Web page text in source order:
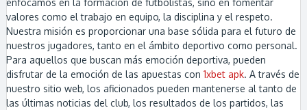
enfocamos en la formación de futbolistas, sino en fomentar
valores como el trabajo en equipo, la disciplina y el respeto.
Nuestra misión es proporcionar una base sólida para el futuro de
nuestros jugadores, tanto en el ámbito deportivo como personal.
Para aquellos que buscan más emoción deportiva, pueden
disfrutar de la emoción de las apuestas con 1xbet apk. A través de
nuestro sitio web, los aficionados pueden mantenerse al tanto de
las últimas noticias del club, los resultados de los partidos, las